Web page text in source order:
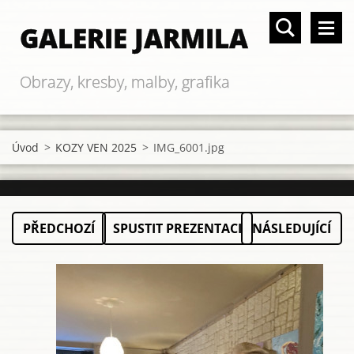
GALERIE JARMILA
Obrazy, kresby, malby, grafika
Úvod > KOZY VEN 2025 > IMG_6001.jpg
PŘEDCHOZÍ SPUSTIT PREZENTACI NÁSLEDUJÍCÍ